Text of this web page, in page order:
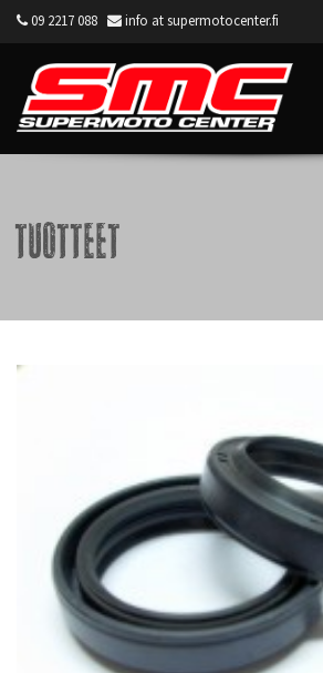
09 2217 088 info at supermotocenter.fi
Tuotteet